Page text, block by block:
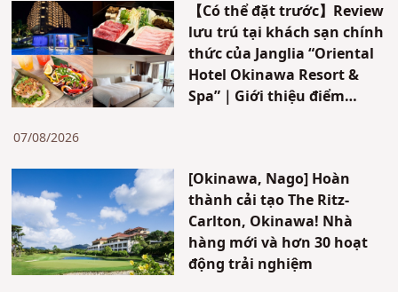
ngoài đến Nhật Bản.
【Có thể đặt trước】Review
lưu trú tại khách sạn chính
thức của Janglia “Oriental
Hotel Okinawa Resort &
Spa”｜Giới thiệu điểm
07/08/2026
[Okinawa, Nago] Hoàn
thành cải tạo The Ritz-
Carlton, Okinawa! Nhà
hàng mới và hơn 30 hoạt
động trải nghiệm